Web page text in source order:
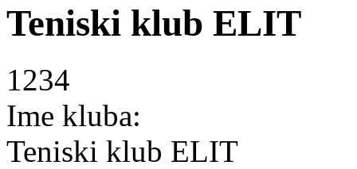
Teniski klub ELIT
1234
Ime kluba:
Teniski klub ELIT